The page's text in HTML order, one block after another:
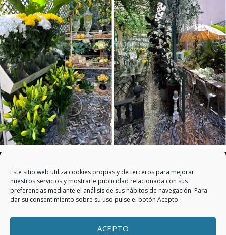
Este sitio web utiliza cookies propias y de terceros para mejorar
nuestros servicios y mostrarle publicidad relacionada con sus
preferencias mediante el análisis de sus hábitos de navegación. Para
dar su consentimiento sobre su uso pulse el botón Acepto.
ACEPTO
Aviso Legal|Política de privacidad|Política de
cookies|FAQ